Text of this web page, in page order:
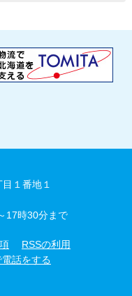
１番地１
時30分まで
RSSの利用
話をする